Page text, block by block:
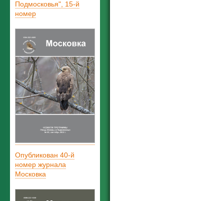
Подмосковья", 15-й
номер
Опубликован 40-й
номер журнала
Московка